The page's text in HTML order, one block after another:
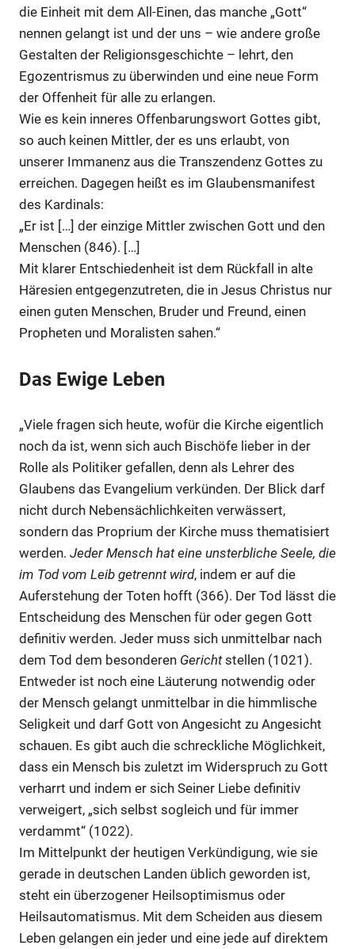
die Einheit mit dem All-Einen, das manche „Gott“
nennen gelangt ist und der uns – wie andere große
Gestalten der Religionsgeschichte – lehrt, den
Egozentrismus zu überwinden und eine neue Form
der Offenheit für alle zu erlangen.
Wie es kein inneres Offenbarungswort Gottes gibt,
so auch keinen Mittler, der es uns erlaubt, von
unserer Immanenz aus die Transzendenz Gottes zu
erreichen. Dagegen heißt es im Glaubensmanifest
des Kardinals:
„Er ist […] der einzige Mittler zwischen Gott und den
Menschen (846). […]
Mit klarer Entschiedenheit ist dem Rückfall in alte
Häresien entgegenzutreten, die in Jesus Christus nur
einen guten Menschen, Bruder und Freund, einen
Propheten und Moralisten sahen.“
Das Ewige Leben
„Viele fragen sich heute, wofür die Kirche eigentlich
noch da ist, wenn sich auch Bischöfe lieber in der
Rolle als Politiker gefallen, denn als Lehrer des
Glaubens das Evangelium verkünden. Der Blick darf
nicht durch Nebensächlichkeiten verwässert,
sondern das Proprium der Kirche muss thematisiert
werden. Jeder Mensch hat eine unsterbliche Seele, die
im Tod vom Leib getrennt wird, indem er auf die
Auferstehung der Toten hofft (366). Der Tod lässt die
Entscheidung des Menschen für oder gegen Gott
definitiv werden. Jeder muss sich unmittelbar nach
dem Tod dem besonderen Gerichtstellen (1021).
Entweder ist noch eine Läuterung notwendig oder
der Mensch gelangt unmittelbar in die himmlische
Seligkeit und darf Gott von Angesicht zu Angesicht
schauen. Es gibt auch die schreckliche Möglichkeit,
dass ein Mensch bis zuletzt im Widerspruch zu Gott
verharrt und indem er sich Seiner Liebe definitiv
verweigert, „sich selbst sogleich und für immer
verdammt“ (1022).
Im Mittelpunkt der heutigen Verkündigung, wie sie
gerade in deutschen Landen üblich geworden ist,
steht ein überzogener Heilsoptimismus oder
Heilsautomatismus. Mit dem Scheiden aus diesem
Leben gelangen ein jeder und eine jede auf direktem